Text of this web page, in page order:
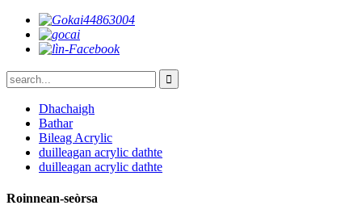
Dhachaigh
Bathar
Bileag Acrylic
duilleagan acrylic dathte
duilleagan acrylic dathte
Roinnean-seòrsa